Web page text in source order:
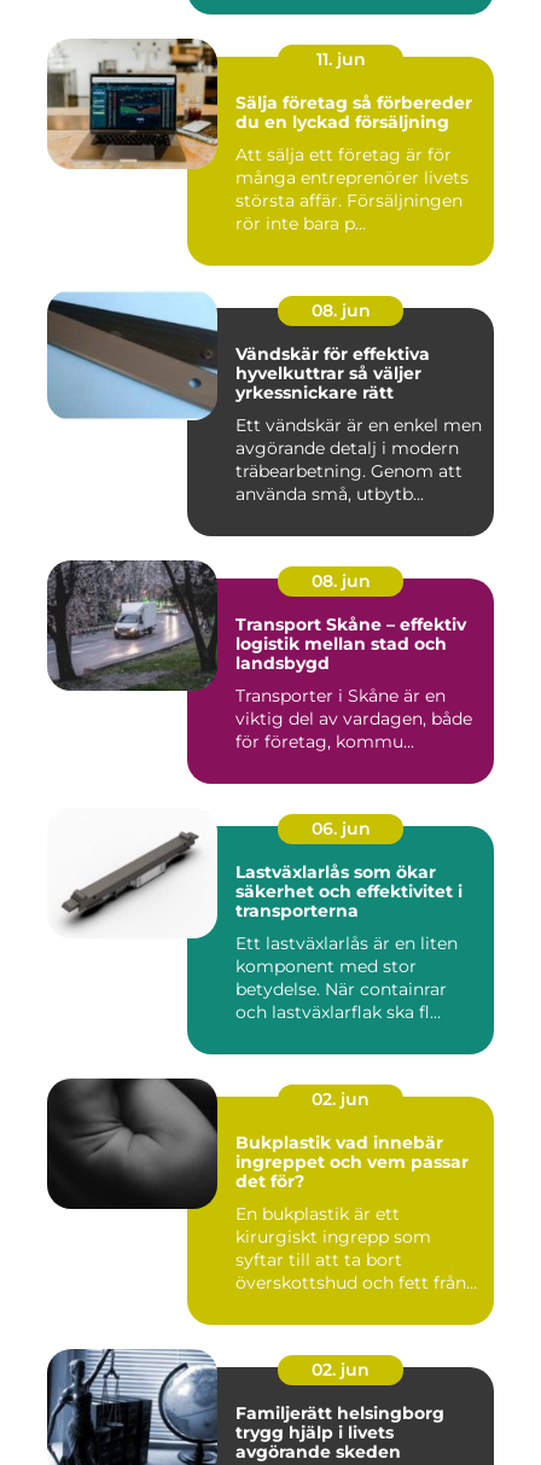
11. jun
Sälja företag så förbereder
du en lyckad försäljning
Att sälja ett företag är för
många entreprenörer livets
största affär. Försäljningen
rör inte bara p...
08. jun
Vändskär för effektiva
hyvelkuttrar så väljer
yrkessnickare rätt
Ett vändskär är en enkel men
avgörande detalj i modern
träbearbetning. Genom att
använda små, utbytb...
08. jun
Transport Skåne – effektiv
logistik mellan stad och
landsbygd
Transporter i Skåne är en
viktig del av vardagen, både
för företag, kommu...
06. jun
Lastväxlarlås som ökar
säkerhet och effektivitet i
transporterna
Ett lastväxlarlås är en liten
komponent med stor
betydelse. När containrar
och lastväxlarflak ska fl...
02. jun
Bukplastik vad innebär
ingreppet och vem passar
det för?
En bukplastik är ett
kirurgiskt ingrepp som
syftar till att ta bort
överskottshud och fett från
02. jun
Familjerätt helsingborg
trygg hjälp i livets
avgörande skeden